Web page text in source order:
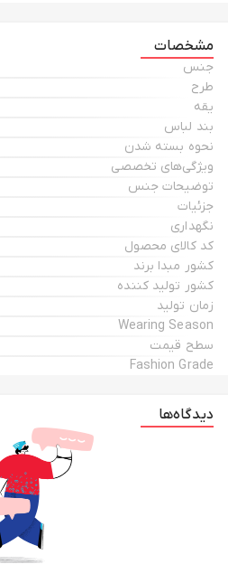
مشخصات
جنس
طرح
یقه
بند لباس
نحوه بسته شدن
ویژگی‌های تخصصی
توضیحات جنس
جزئیات
نگهداری
کد کالای محصول
کشور مبدا برند
کشور تولید کننده
زمان تولید
Wearing Season
سطح قیمت
Fashion Grade
دیدگاه‌ها